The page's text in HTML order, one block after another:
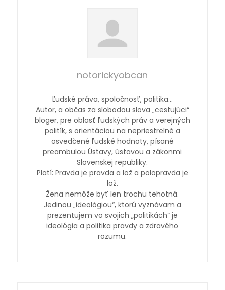
notorickyobcan
Ľudské práva, spoločnosť, politika…
Autor, a občas za slobodou slova „cestujúci“
bloger, pre oblasť ľudských práv a verejných
politík, s orientáciou na nepriestrelné a
osvedčené ľudské hodnoty, písané
preambulou Ústavy, ústavou a zákonmi
Slovenskej republiky.
Platí: Pravda je pravda a lož a polopravda je
lož.
Žena nemôže byť len trochu tehotná.
Jedinou „ideológiou“, ktorú vyznávam a
prezentujem vo svojich „politikách“ je
ideológia a politika pravdy a zdravého
rozumu.